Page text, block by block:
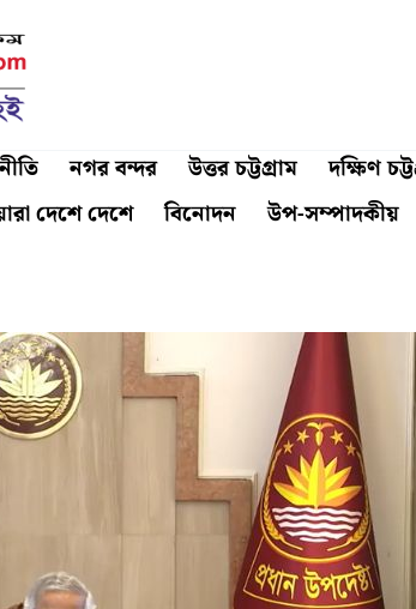
নগর বন্দর উত্তর চট্টগ্রাম দক্ষিণ
দেশে দেশে বিনোদন উপ-সম্পাদকীয়